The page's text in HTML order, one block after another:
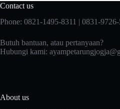
Contact us
Phone: 0821-1495-8311 | 0831-
Butuh bantuan, atau pertanyaan?
Hubungi kami:
About us